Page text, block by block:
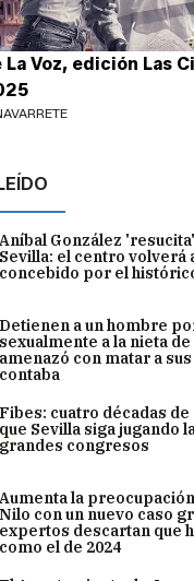
Aníbal González
Sevilla: el centro volverá
concebido por el
Detienen a un hombre
sexualmente a la nieta
amenazó con matar a
contaba
Fibes: cuatro décadas
que Sevilla siga jugando
grandes congresos
Aumenta la
Nilo con un nuevo caso
expertos descartan que
como el de 2024
La Voz, edición Las